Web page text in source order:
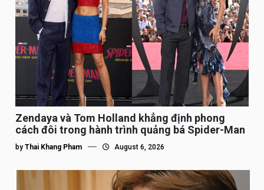
Zendaya và Tom Holland khẳng định phong
cách đôi trong hành trình quảng bá Spider-Man
by Thai Khang Pham August 6, 2026